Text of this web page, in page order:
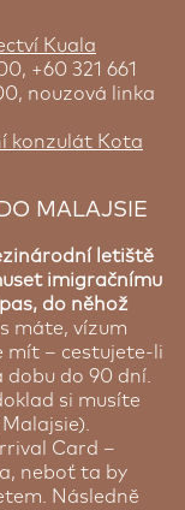
Kuala
+60 321 661
nouzová linka
konzulát Kota
MALAJSIE
letiště
imigračnímu
do něhož
máte, vízum
mít – cestujete-li
do 90 dní.
si musíte
Card –
neboť ta by
Následně